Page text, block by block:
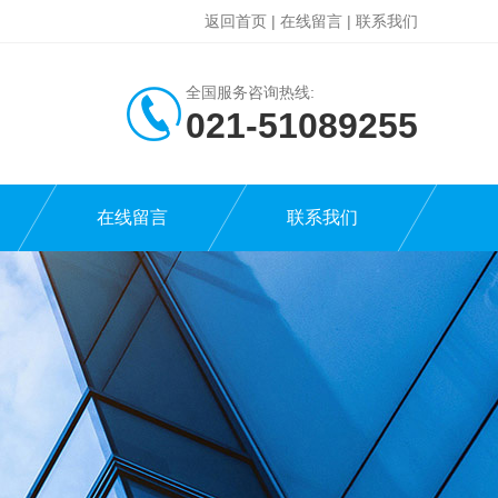
返回首页 | 在线留言 | 联系我们
全国服务咨询热线:
021-51089255
在线留言 联系我们